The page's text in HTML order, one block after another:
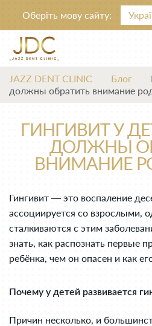
Оберіть мову сайту:
JAZZ DENT CLINIC Блог
должны обратить внимание
ГИНГИВИТ У
ДОЛЖНЫ
ВНИМАНИЕ
Гингивит — это воспаление
ассоциируется со взрослыми,
сталкиваются с этим
знать, как распознать первые
ребёнка, чем он опасен и как
Почему у детей развивается
Причин несколько, и